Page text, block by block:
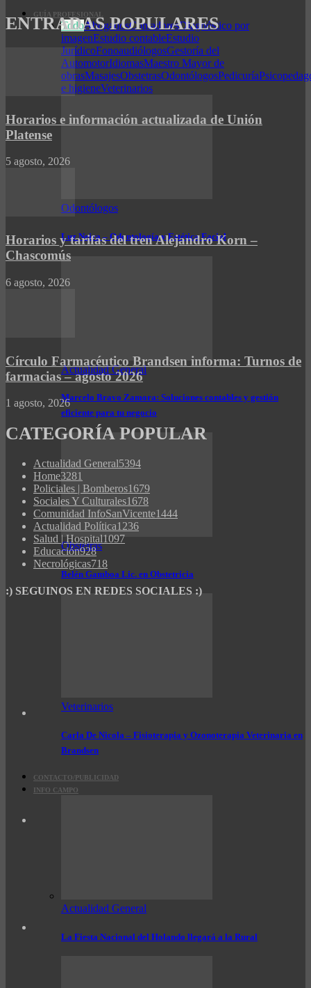
GUÍA PROFESIONAL
TodoAbogadosContadoresDiagnóstico por
imagenEstudio contableEstudio
JurídicoFonoaudiólogosGestoría del
AutomotorIdiomasMaestro Mayor de
obrasMasajesObstetrasOdontólogosPedicuría
e higieneVeterinarios
Odontólogos
Luz Neira – Odontología y Estética Facial
Actualidad General
Marcelo Bravo Zamora: Soluciones contables y gestión
eficiente para tu negocio
Obstetras
Belén Gamboa Lic. en Obstetricia
Veterinarios
Carla De Nicola – Fisioterapia y Ozonoterapia Veterinaria en
Brandsen
CONTACTO/PUBLICIDAD
INFO CAMPO
Actualidad General
La Fiesta Nacional del Holando llegará a la Rural
ENTRADAS POPULARES
Horarios e información actualizada de Unión
Platense
5 agosto, 2026
Horarios y tarifas del tren Alejandro Korn –
Chascomús
6 agosto, 2026
Círculo Farmacéutico Brandsen informa: Turnos de
farmacias – agosto 2026
1 agosto, 2026
CATEGORÍA POPULAR
Actualidad General5394
Home3281
Policiales | Bomberos1679
Sociales Y Culturales1678
Comunidad InfoSanVicente1444
Actualidad Política1236
Salud | Hospital1097
Educación928
Necrológicas718
:) SEGUINOS EN REDES SOCIALES :)